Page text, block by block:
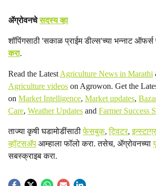
ॲग्रोवनचेसदस्य व्हा
शॉपिंगसाठी 'सकाळ प्राईम डील्स'च्या भन्नाट ऑफर्स
करा.
Read the Latest Agriculture News in Marathi
Agriculture videos on Agrowon. Get the
on Market Intelligence, Market updates,
Care, Weather Updates and Farmer Success
ताज्या कृषी घडामोडींसाठीफेसबुक,ट्विटर,
व्हॉट्सॲप आम्हाला फॉलो करा. तसेच, ॲग्रोवनच्या
सबस्क्राइब करा.